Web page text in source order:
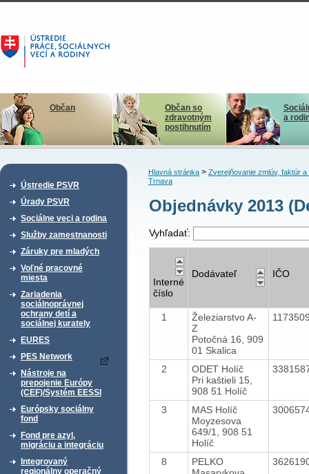
Občan
Občan so
zdravotným
postihnutím
a
Ústredie PSVR
Úrady PSVR
Sociálne veci a rodina
Služby zamestnanosti
Záruky pre mladých
Voľné pracovné
miesta
Zariadenia
sociálnoprávnej
ochrany detí a
sociálnej kurately
EURES
PES Network
Nástroje na
prepojenie Európy
(CEF)/Systém EESSI
Európsky sociálny
fond
Fond pre azyl,
migráciu a integráciu
Integrovaný
regionálny operačný
Hlavná stránka> Zverejňovanie zmlúv, faktúr a
Trnava
Objednávky 2013
Vyhľadať:
Interné
číslo
Dodávateľ IČO
1
Železiarstvo A-
Z
Potočná 16, 909
01 Skalica
2
ODET Holíč
Pri kaštieli 15,
908 51 Holíč
3
MAS Holíč
Moyzesova
649/1, 908 51
Holíč
8
PELKO